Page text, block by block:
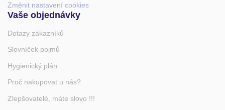
Změnit nastavení cookies
Vaše objednávky
Dotazy zákazníků
Slovníček pojmů
Hygienický plán
Proč nakupovat u nás?
Zlepšovatelé, máte slovo !!!